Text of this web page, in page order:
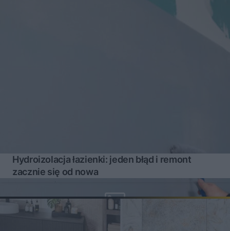
Hydroizolacja łazienki: jeden błąd i remont
zacznie się od nowa